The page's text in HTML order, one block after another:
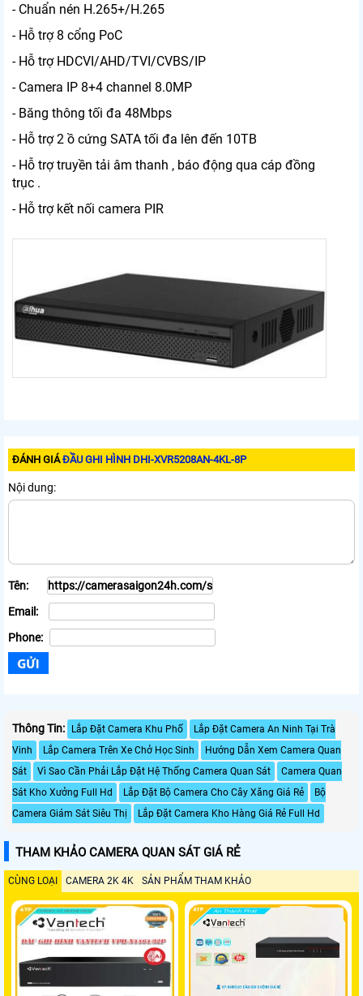
- Chuẩn nén H.265+/H.265
- Hỗ trợ 8 cổng PoC
- Hỗ trợ HDCVI/AHD/TVI/CVBS/IP
- Camera IP 8+4 channel 8.0MP
- Băng thông tối đa 48Mbps
- Hỗ trợ 2 ồ cứng SATA tối đa lên đến 10TB
- Hỗ trợ truyền tải âm thanh , báo động qua cáp đồng
trục .
- Hỗ trợ kết nối camera PIR
ĐÁNH GIÁĐẦU GHI HÌNH DHI-XVR5208AN-4KL-8P
Nội dung:
Tên:
Email:
Phone:
Thông Tin: Lắp Đặt Camera Khu Phố
Lắp Đặt Camera An Ninh Tại Trà
Vinh
Lắp Camera Trên Xe Chở Học Sinh
Hướng Dẫn Xem Camera Quan
Sát
Vì Sao Cần Phải Lắp Đặt Hệ Thống Camera Quan Sát
Camera Quan
Sát Kho Xưởng Full Hd
Lắp Đặt Bộ Camera Cho Cây Xăng Giá Rẻ
Bộ
Camera Giám Sát Siêu Thị
Lắp Đặt Camera Kho Hàng Giá Rẻ Full Hd
THAM KHẢO CAMERA QUAN SÁT GIÁ RẺ
CÙNG LOẠI CAMERA 2K 4K SẢN PHẨM THAM KHẢO